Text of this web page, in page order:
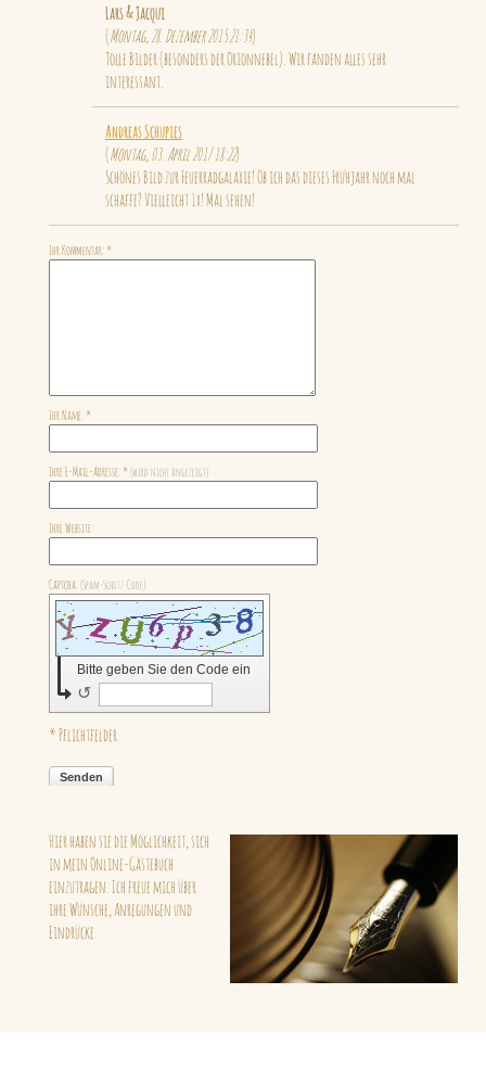
Lars & Jacqui
(Montag, 28. Dezember 2015 21:34)
Tolle Bilder (besonders der Orionnebel). Wir fanden alles sehr
interessant.
Andreas Schupies
(Montag, 03. April 2017 18:22)
Schönes Bild zur Feuerradgalaxie! Ob ich das dieses Frühjahr noch mal
schaffe? Vielleicht 1x! Mal sehen!
Ihr Kommentar: *
Ihr Name: *
Ihre E-Mail-Adresse: *(wird nicht angezeigt)
Ihre Website:
Captcha: (Spam-Schutz-Code)
Bitte geben Sie den Code ein
↺
* Pflichtfelder
Senden
Hier haben sie die Möglichkeit, sich
in mein Online-Gästebuch
einzutragen. Ich freue mich über
ihre Wünsche, Anregungen und
Eindrücke.